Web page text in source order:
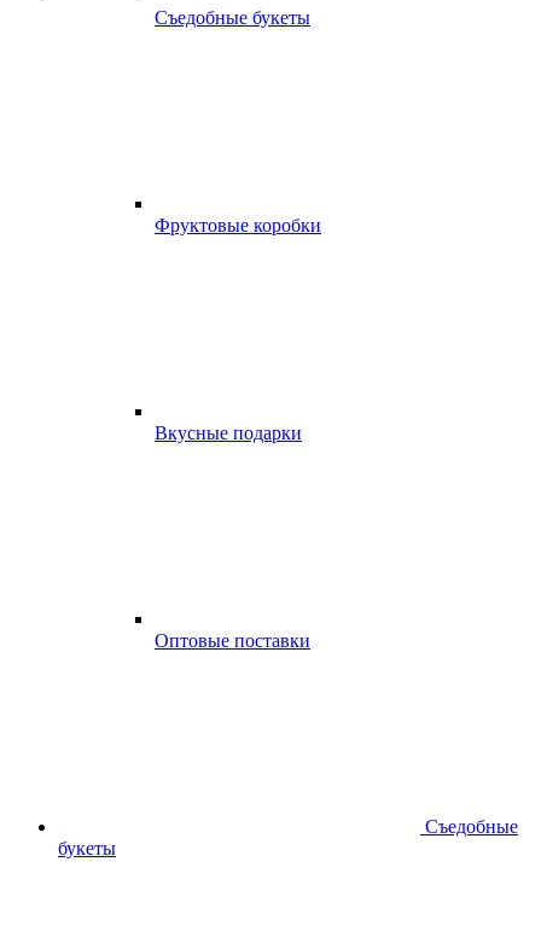
Съедобные букеты
Фруктовые коробки
Вкусные подарки
Оптовые поставки
Съедобные
букеты